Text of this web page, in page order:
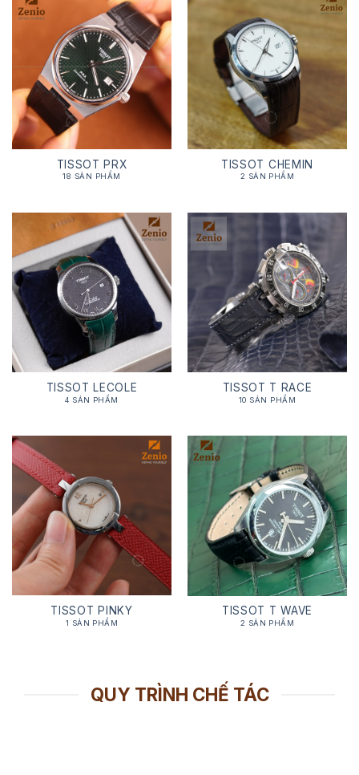
TISSOT PRX
18 SẢN PHẨM
TISSOT CHEMIN
2 SẢN PHẨM
TISSOT LECOLE
4 SẢN PHẨM
TISSOT T RACE
10 SẢN PHẨM
TISSOT PINKY
1 SẢN PHẨM
TISSOT T WAVE
2 SẢN PHẨM
QUY TRÌNH CHẾ TÁC